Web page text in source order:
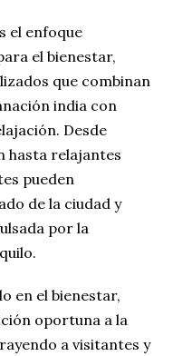
el enfoque
el bienestar,
que combinan
india con
Desde
hasta relajantes
pueden
de la ciudad y
por la
en el bienestar,
oportuna a la
a visitantes y